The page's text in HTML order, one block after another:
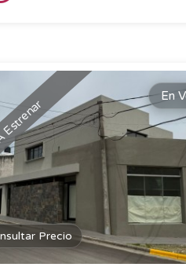
En
Precio